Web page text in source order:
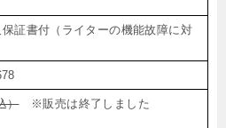
証書付（ライターの機能故障に対
）※販売は終了しました